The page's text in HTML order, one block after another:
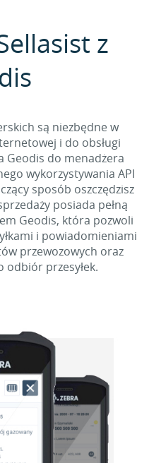
z
są niezbędne w
i do obsługi
Geodis do menadżera
wykorzystywania API
sposób oszczędzisz
posiada pełną
Geodis, która pozwoli
i powiadomieniami
przewozowych oraz
odbiór przesyłek.